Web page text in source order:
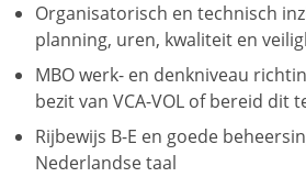
Organisatorisch en technisch
planning, uren, kwaliteit en
MBO werk- en denkniveau
bezit van VCA-VOL of bereid dit
Rijbewijs B-E en goede
Nederlandse taal